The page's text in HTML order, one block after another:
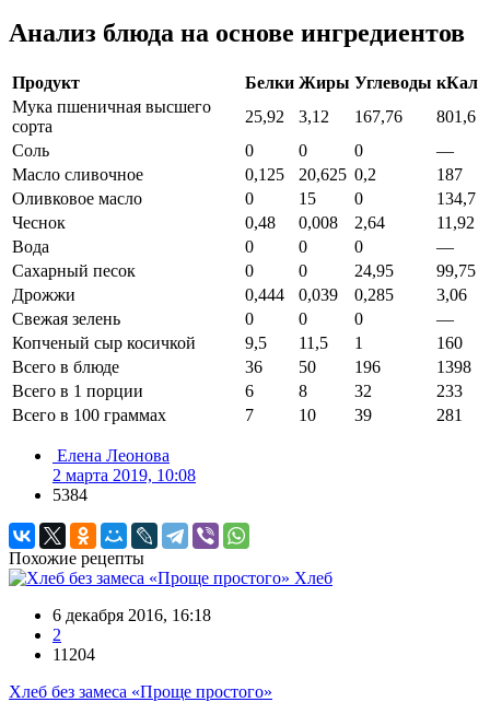
Анализ блюда на основе ингредиентов
Продукт Белки Жиры Углеводы кКал
Мука пшеничная высшего
сорта
25,92 3,12 167,76
801,6
Соль
0 0 0
—
Масло сливочное
0,125 20,625 0,2
187
Оливковое масло
0 15 0
134,7
Чеснок
0,48 0,008 2,64
11,92
Вода
0 0 0
—
Сахарный песок
0 0 24,95
99,75
Дрожжи
0,444 0,039 0,285
3,06
Свежая зелень
0 0 0
—
Копченый сыр косичкой
9,5 11,5 1
160
Всего в блюде
36 50 196
1398
Всего в 1 порции
6 8 32
233
Всего в 100 граммах
7 10 39 281
Елена Леонова
2 марта 2019, 10:08
5384
Похожие рецепты
Хлеб
6 декабря 2016, 16:18
2
11204
Хлеб без замеса «Проще простого»